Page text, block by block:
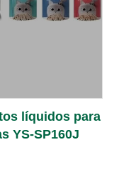
líquidos para
YS-SP160J